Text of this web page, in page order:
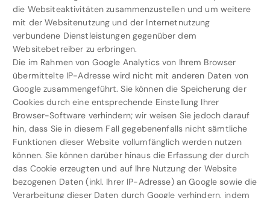
die Websiteaktivitäten zusammenzustellen und um weitere
mit der Websitenutzung und der Internetnutzung
verbundene Dienstleistungen gegenüber dem
Websitebetreiber zu erbringen.
Die im Rahmen von Google Analytics von Ihrem Browser
übermittelte IP-Adresse wird nicht mit anderen Daten von
Google zusammengeführt. Sie können die Speicherung der
Cookies durch eine entsprechende Einstellung Ihrer
Browser-Software verhindern; wir weisen Sie jedoch darauf
hin, dass Sie in diesem Fall gegebenenfalls nicht sämtliche
Funktionen dieser Website vollumfänglich werden nutzen
können. Sie können darüber hinaus die Erfassung der durch
das Cookie erzeugten und auf Ihre Nutzung der Website
bezogenen Daten (inkl. Ihrer IP-Adresse) an Google sowie die
Verarbeitung dieser Daten durch Google verhindern, indem